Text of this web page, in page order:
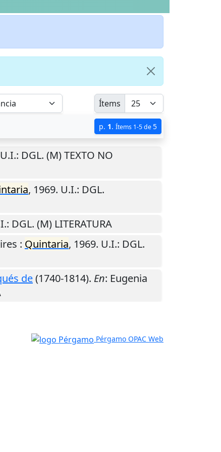
Ítems
p. 1. Ítems 1-5 de 5
U.I.: DGL. (M) TEXTO NO
, 1969. U.I.: DGL.
: DGL. (M) LITERATURA
: Quintaria, 1969. U.I.: DGL.
de(1740-1814). En: Eugenia
Pérgamo OPAC Web